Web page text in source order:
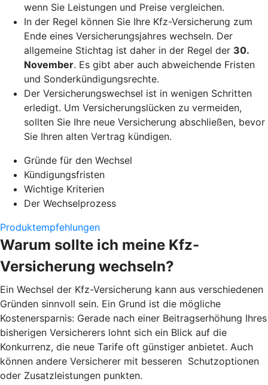
wenn Sie Leistungen und Preise vergleichen.
In der Regel können Sie Ihre Kfz-Versicherung zum
Ende eines Versicherungsjahres wechseln. Der
allgemeine Stichtag ist daher in der Regel der 30.
November. Es gibt aber auch abweichende Fristen
und Sonderkündigungsrechte.
Der Versicherungswechsel ist in wenigen Schritten
erledigt. Um Versicherungslücken zu vermeiden,
sollten Sie Ihre neue Versicherung abschließen, bevor
Sie Ihren alten Vertrag kündigen.
Gründe für den Wechsel
Kündigungsfristen
Wichtige Kriterien
Der Wechselprozess
Produktempfehlungen
Warum sollte ich meine Kfz-
Versicherung wechseln?
Ein Wechsel der Kfz-Versicherung kann aus verschiedenen
Gründen sinnvoll sein. Ein Grund ist die mögliche
Kostenersparnis: Gerade nach einer Beitragserhöhung Ihres
bisherigen Versicherers lohnt sich ein Blick auf die
Konkurrenz, die neue Tarife oft günstiger anbietet. Auch
können andere Versicherer mit besseren Schutzoptionen
oder Zusatzleistungen punkten.